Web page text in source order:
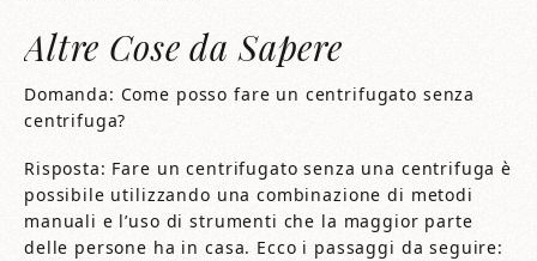
Altre Cose da Sapere
Domanda: Come posso fare un centrifugato senza
centrifuga?
Risposta: Fare un centrifugato senza una centrifuga è
possibile utilizzando una combinazione di metodi
manuali e l’uso di strumenti che la maggior parte
delle persone ha in casa. Ecco i passaggi da seguire: